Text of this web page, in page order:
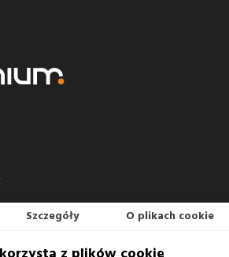
Szczegóły O plikach cookie